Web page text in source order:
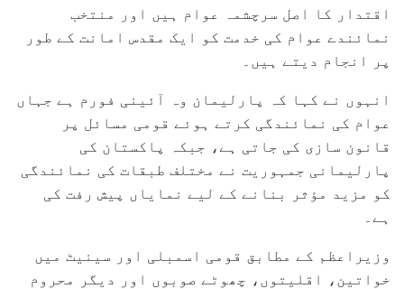
اقتدار کا اصل سرچشمہ عوام ہیں اور منتخب
نمائندے عوام کی خدمت کو ایک مقدس امانت کے طور
پر انجام دیتے ہیں۔
انہوں نے کہا کہ پارلیمان وہ آئینی فورم ہے جہاں
عوام کی نمائندگی کرتے ہوئے قومی مسائل پر
قانون سازی کی جاتی ہے، جبکہ پاکستان کی
پارلیمانی جمہوریت نے مختلف طبقات کی نمائندگی
کو مزید مؤثر بنانے کے لیے نمایاں پیش رفت کی
ہے۔
وزیراعظم کے مطابق قومی اسمبلی اور سینیٹ میں
خواتین، اقلیتوں، چھوٹے صوبوں اور دیگر محروم